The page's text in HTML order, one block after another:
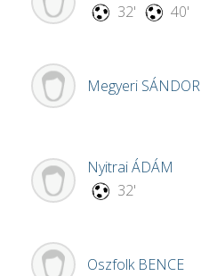
32'
40'
Megyeri SÁNDOR
NyitraiÁDÁM
32'
Oszfolk BENCE